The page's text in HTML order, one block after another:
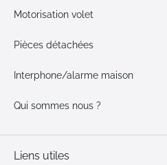
Motorisation volet
Pièces détachées
Interphone/alarme maison
Qui sommes nous ?
Liens utiles